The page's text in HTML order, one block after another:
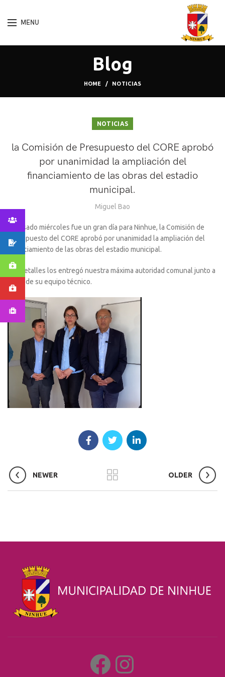
MENU
Blog
HOME NOTICIAS
NOTICIAS
la Comisión de Presupuesto del CORE aprobó
por unanimidad la ampliación del
financiamiento de las obras del estadio
municipal.
Miguel Bao
El pasado miércoles fue un gran día para Ninhue, la Comisión de
Presupuesto del CORE aprobó por unanimidad la ampliación del
financiamiento de las obras del estadio municipal.
Los detalles los entregó nuestra máxima autoridad comunal junto a
parte de su equipo técnico.
NEWER OLDER